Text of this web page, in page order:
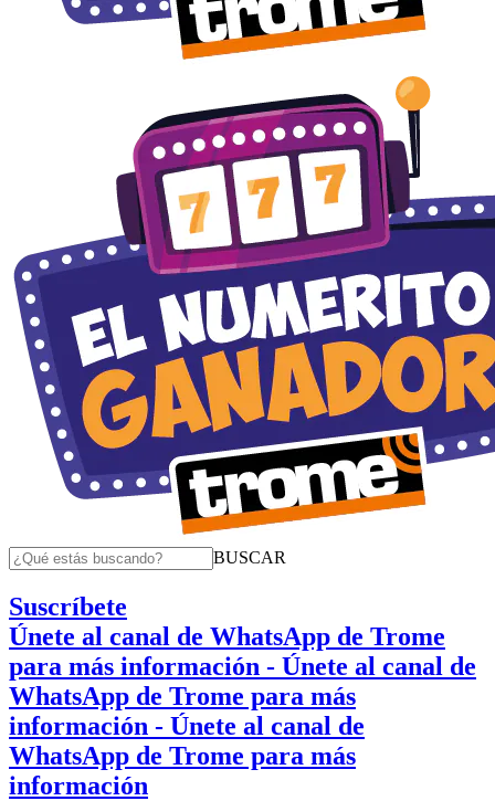
BUSCAR
Suscríbete
Únete al canal de WhatsApp de Trome
para más información - Únete al canal de
WhatsApp de Trome para más
información - Únete al canal de
WhatsApp de Trome para más
información